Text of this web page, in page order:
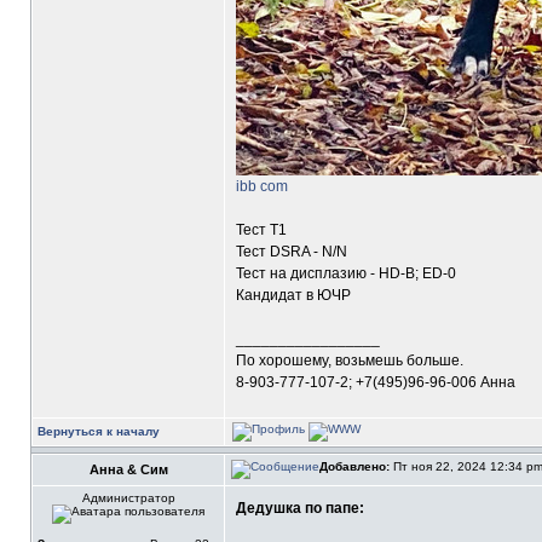
ibb com
Тест Т1
Тест DSRA - N/N
Тест на дисплазию - HD-B; ED-0
Кандидат в ЮЧР
По хорошему, возьмешь больше.
8-903-777-107-2; +7(495)96-96-006 Анна
Вернуться к началу
Анна & Сим Добавлено: Пт ноя 22, 2024 12:34
Администратор
Дедушка по папе: